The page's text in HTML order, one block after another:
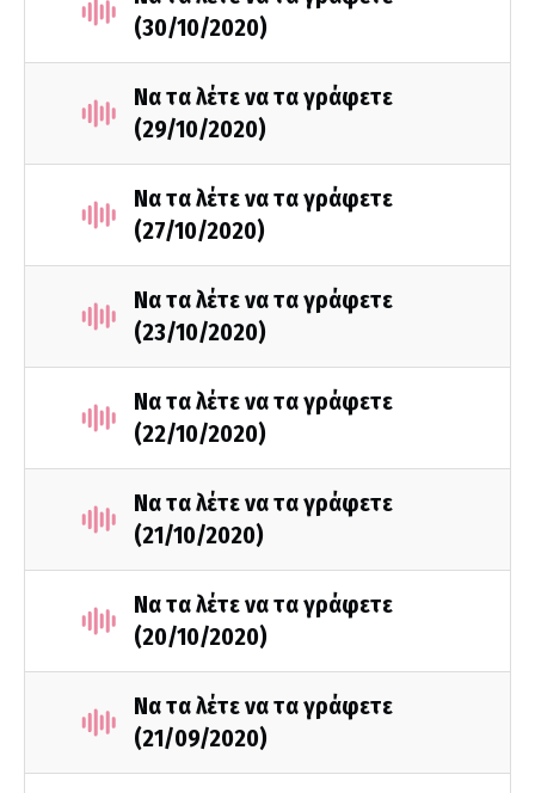
(30/10/2020)
Να τα λέτε να τα γράφετε
(29/10/2020)
Να τα λέτε να τα γράφετε
(27/10/2020)
Να τα λέτε να τα γράφετε
(23/10/2020)
Να τα λέτε να τα γράφετε
(22/10/2020)
Να τα λέτε να τα γράφετε
(21/10/2020)
Να τα λέτε να τα γράφετε
(20/10/2020)
Να τα λέτε να τα γράφετε
(21/09/2020)